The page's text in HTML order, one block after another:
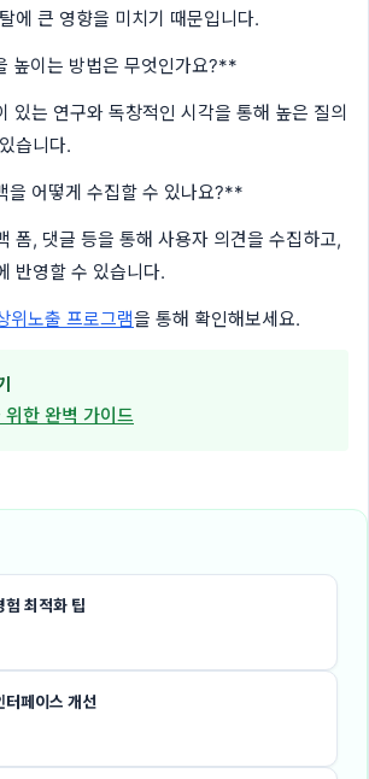
에 큰 영향을 미치기 때문입니다.
높이는 방법은 무엇인가요?**
있는 연구와 독창적인 시각을 통해 높은 질의
습니다.
어떻게 수집할 수 있나요?**
폼, 댓글 등을 통해 사용자 의견을 수집하고,
반영할 수 있습니다.
위노출 프로그램을 통해 확인해보세요.
한 완벽 가이드
험 최적화 팁
터페이스 개선